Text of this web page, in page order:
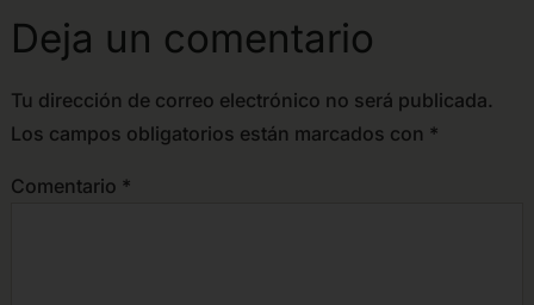
Deja un comentario
Tu dirección de correo electrónico no será publicada.
Los campos obligatorios están marcados con *
Comentario *